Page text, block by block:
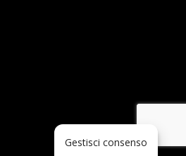
Gestisci consenso